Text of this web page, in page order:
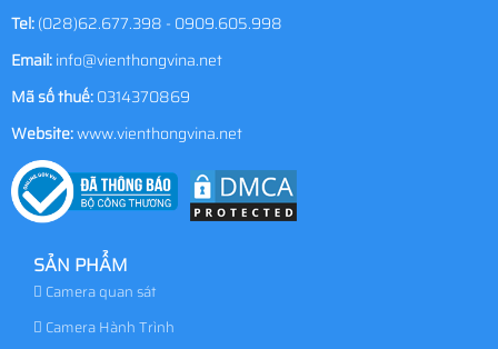
Tel:(028)62.677.398 - 0909.605.998
Email:info@vienthongvina.net
Mã số thuế:0314370869
Website:www.vienthongvina.net
SẢN PHẨM
Camera quan sát
Camera Hành Trình